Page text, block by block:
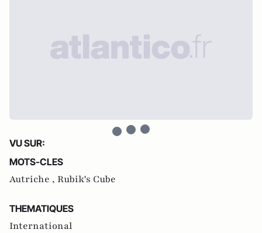
VU SUR:
MOTS-CLES
Autriche , Rubik's Cube
THEMATIQUES
International